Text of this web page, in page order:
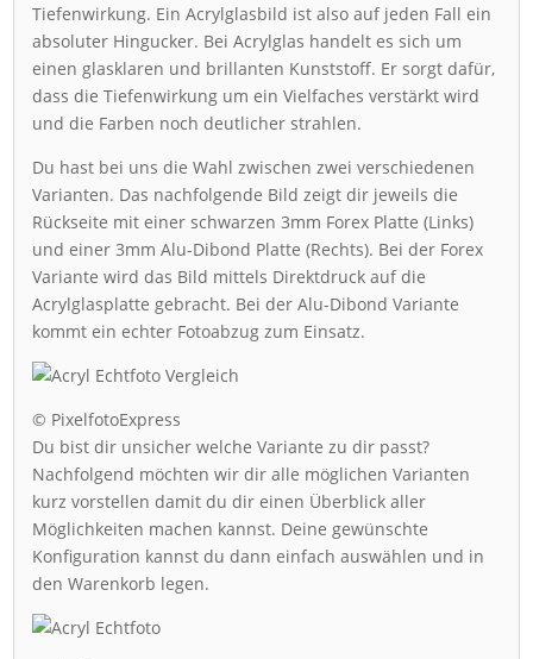
Tiefenwirkung. Ein Acrylglasbild ist also auf jeden Fall ein
absoluter Hingucker. Bei Acrylglas handelt es sich um
einen glasklaren und brillanten Kunststoff. Er sorgt dafür,
dass die Tiefenwirkung um ein Vielfaches verstärkt wird
und die Farben noch deutlicher strahlen.
Du hast bei uns die Wahl zwischen zwei verschiedenen
Varianten. Das nachfolgende Bild zeigt dir jeweils die
Rückseite mit einer schwarzen 3mm Forex Platte (Links)
und einer 3mm Alu-Dibond Platte (Rechts). Bei der Forex
Variante wird das Bild mittels Direktdruck auf die
Acrylglasplatte gebracht. Bei der Alu-Dibond Variante
kommt ein echter Fotoabzug zum Einsatz.
© PixelfotoExpress
Du bist dir unsicher welche Variante zu dir passt?
Nachfolgend möchten wir dir alle möglichen Varianten
kurz vorstellen damit du dir einen Überblick aller
Möglichkeiten machen kannst. Deine gewünschte
Konfiguration kannst du dann einfach auswählen und in
den Warenkorb legen.